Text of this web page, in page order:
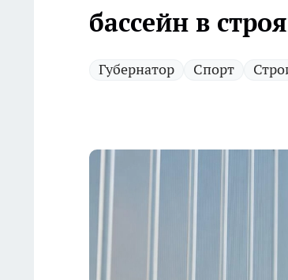
бассейн в
Губернатор Спорт